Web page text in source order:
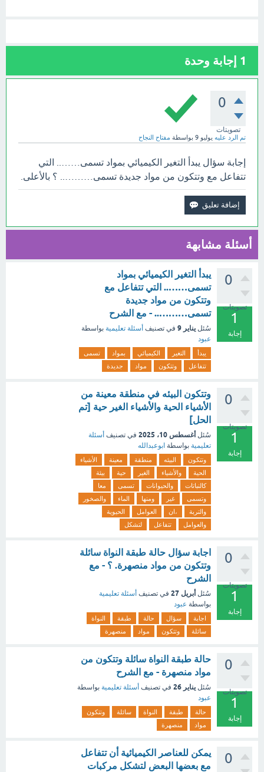
1 إجابة وحدة
0
تصويتات
تم الرد عليه يوليو 9 بواسطة مفتاح النجاح
إجابة سؤال يبدأ التغير الكيميائي بمواد تسمى…….. التي
تتفاعل مع وتتكون من مواد جديدة تسمى……….. ؟ بالأعلى.
أسئلة مشابهة
0
تصويتات
1
إجابة
يبدأ التغير الكيميائي بمواد
تسمى…….. التي تتفاعل مع
وتتكون من مواد جديدة
تسمى……….. - مع الشرح
سُئل يناير 9 في تصنيف أسئلة تعليمية بواسطة
عبود
يبدأ التغير الكيميائي بمواد
تسمى
تتفاعل
وتتكون مواد جديدة
0
تصويتات
1
إجابة
وتتكون البيئه في منطقة معينة من
الأشياء الحية والأشياء الغير حية [تم
الحل]
سُئل أغسطس 10، 2025 في تصنيف أسئلة
تعليمية بواسطة ابوعبدالله
وتتكون البيئه منطقة معينة
الأشياء
الحية
والأشياء الغير حية
بيئة
كالنباتات
والحيوانات تسمى
معا
وتسمى
غير ومنها الماء
والصخور
والتربة
،ان العوامل
الحيوية
والعوامل
تتفاعل لتشكل
0
تصويتات
1
إجابة
اجابة سؤال حالة طبقة النواة سائلة
وتتكون من مواد منصهرة. ؟ - مع
الشرح
سُئل أبريل 27 في تصنيف أسئلة تعليمية
بواسطة عبود
اجابة سؤال حالة طبقة
النواة
سائلة
وتتكون مواد منصهرة
0
تصويتات
1
إجابة
حالة طبقة النواة سائلة وتتكون من
مواد منصهرة - مع الشرح
سُئل يناير 26 في تصنيف أسئلة تعليمية بواسطة
عبود
حالة طبقة النواة سائلة
وتتكون
مواد
منصهرة
0
يمكن للعناصر الكيميائية أن تتفاعل
مع بعضها البعض لتشكل مركبات